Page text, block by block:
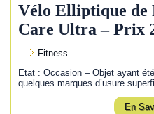
Vélo Elliptique de
Care Ultra – Prix
Fitness
Etat : Occasion – Objet ayant
quelques marques d’usure
En